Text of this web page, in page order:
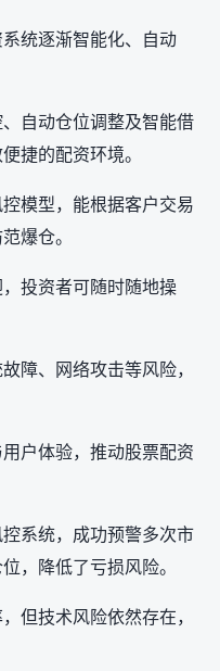
统逐渐智能化、自动
自动仓位调整及智能借
捷的配资环境。
模型，能根据客户交易
爆仓。
投资者可随时随地操
障、网络攻击等风险，
户体验，推动股票配资
系统，成功预警多次市
，降低了亏损风险。
但技术风险依然存在，